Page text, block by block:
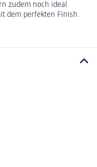
zudem noch ideal
dem perfekten Finish.